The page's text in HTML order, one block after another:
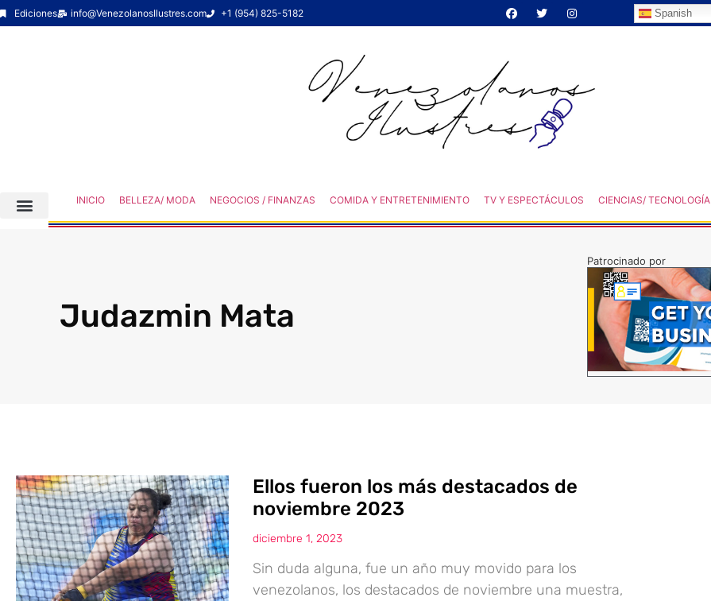
Ediciones info@VenezolanosIlustres.com +1 (954) 825-5182 Spanish
INICIO BELLEZA/ MODA NEGOCIOS / FINANZAS COMIDA Y ENTRETENIMIENTO TV Y ESPECTÁCULOS CIENCIAS/ TECNOLOGÍA
Judazmin Mata
Patrocinado por
Ellos fueron los más destacados de
noviembre 2023
diciembre 1, 2023
Sin duda alguna, fue un año muy movido para los
venezolanos, los destacados de noviembre una muestra,